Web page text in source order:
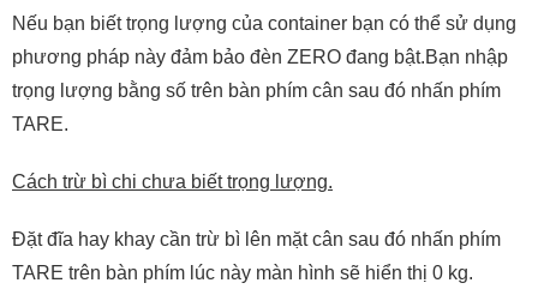
Nếu bạn biết trọng lượng của container bạn có thể sử dụng
phương pháp này đảm bảo đèn ZERO đang bật.Bạn nhập
trọng lượng bằng số trên bàn phím cân sau đó nhấn phím
TARE.
Cách trừ bì chi chưa biết trọng lượng.
Đặt đĩa hay khay cần trừ bì lên mặt cân sau đó nhấn phím
TARE trên bàn phím lúc này màn hình sẽ hiển thị 0 kg.